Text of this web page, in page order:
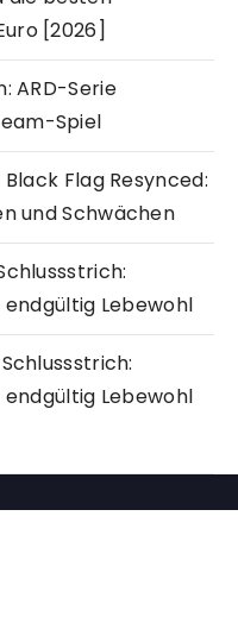
[2026]
ARD-Serie
Spiel
Black Flag Resynced:
und Schwächen
Lebewohl
Lebewohl